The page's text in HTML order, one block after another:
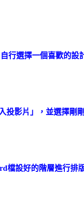
行選擇一個喜歡的設
投影片」，並選擇剛
檔設好的階層進行排